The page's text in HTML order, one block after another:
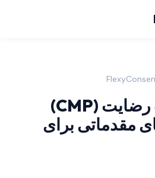
پلتفرم مدیریت رضایت (CMP)
مقدماتی برای